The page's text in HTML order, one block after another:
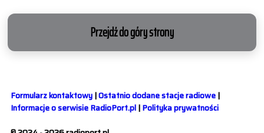
Przejdź do góry strony
Formularz kontaktowy|Ostatnio dodane stacje radiowe|
Informacje o serwisie RadioPort.pl|Polityka prywatności